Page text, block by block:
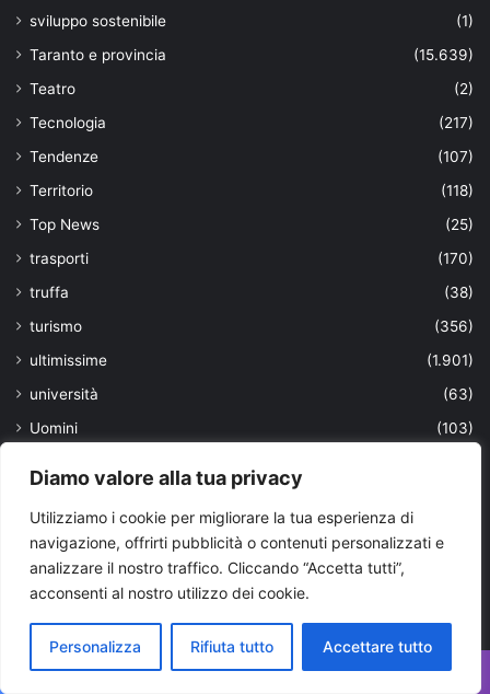
Diamo valore alla tua privacy
Utilizziamo i cookie per migliorare la tua esperienza di
navigazione, offrirti pubblicità o contenuti personalizzati e
analizzare il nostro traffico. Cliccando “Accetta tutti”,
acconsenti al nostro utilizzo dei cookie.
Personalizza Rifiuta tutto Accettare tutto
sviluppo sostenibile
(1)
Taranto e provincia
(15.639)
Teatro
(2)
Tecnologia
(217)
Tendenze
(107)
Territorio
(118)
Top News
(25)
trasporti
(170)
truffa
(38)
turismo
(356)
ultimissime
(1.901)
università
(63)
Uomini
(103)
viaggi
VIAGGIARE IN PUGLIA
violenza
Vivere in Puglia
(13)